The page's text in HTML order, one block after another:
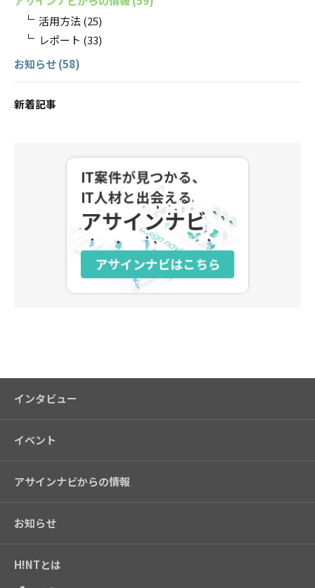
活用方法(25)
レポート (33)
お知らせ(58)
新着記事
インタビュー
イベント
アサインナビからの情報
お知らせ
H!NTとは